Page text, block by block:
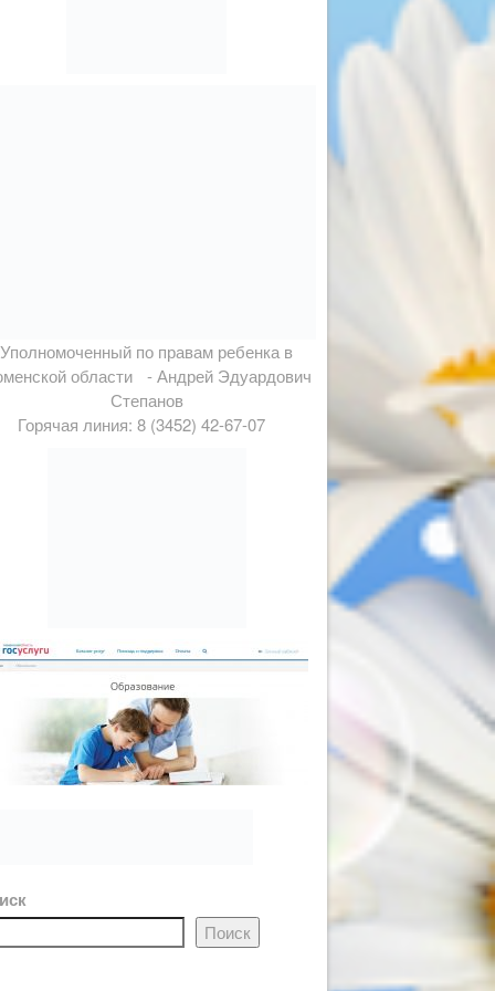
Уполномоченный по правам ребенка в
области - Андрей Эдуардович
Степанов
Горячая линия: 8 (3452) 42-67-07
Поиск